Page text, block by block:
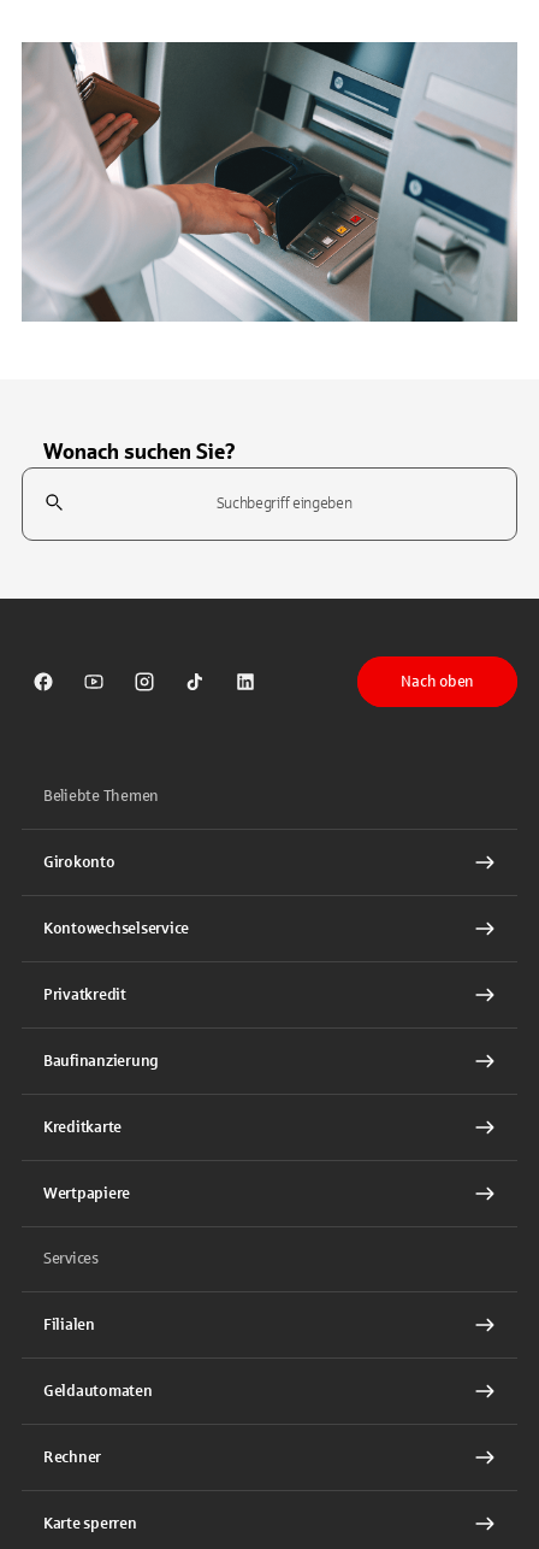
Wonach suchen Sie?
Suchfeld
Sparkasse auf Facebook
Sparkasse auf Youtube
Sparkasse auf Instagram
Sparkasse auf TikTok
Sparkasse auf LinkedIn
Nach oben
Beliebte Themen
Girokonto
Kontowechselservice
Privatkredit
Baufinanzierung
Kreditkarte
Wertpapiere
Services
Filialen
Geldautomaten
Rechner
Karte sperren